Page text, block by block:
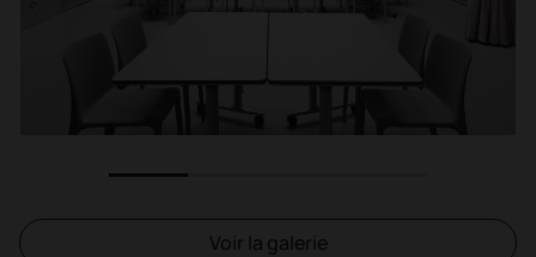
Voir la galerie